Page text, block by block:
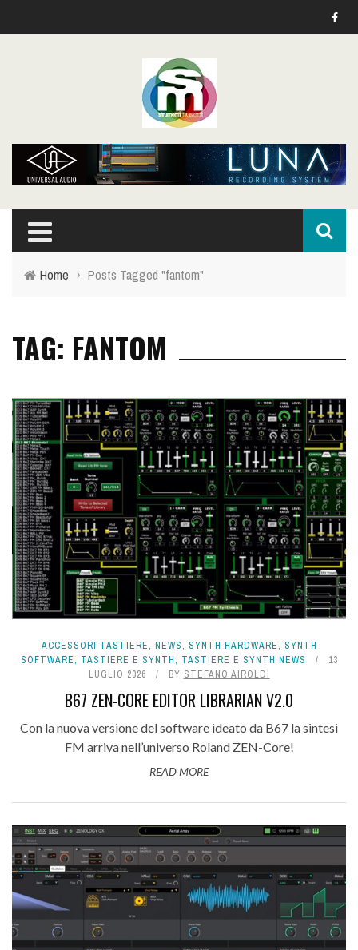
Home › Posts Tagged "fantom"
TAG: FANTOM
ACCESSORI TASTIERE, NEWS, SYNTH HARDWARE, SYNTH
SOFTWARE, TASTIERE E SYNTH, TASTIERE E SYNTH NEWS
13
LUGLIO 2026
BY STEFANO AIROLDI
B67 ZEN-CORE EDITOR LIBRARIAN V2.0
Con la nuova versione del software ideato da B67 la sintesi
FM arriva nell’universo Roland ZEN-Core!
READ MORE